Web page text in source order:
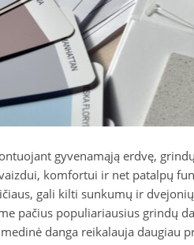
gyvenamąją erdvę,
komfortui ir net patalpų
gali kilti sunkumų ir
pačius populiariausius grindų
danga reikalauja daugiau